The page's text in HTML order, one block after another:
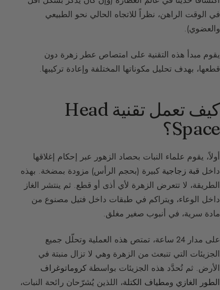
في الوقت الراهن، نظراً للاتجاه الحالي نحو الطبيعي
والعضوي).
يقوم مبدأ هذه التقنية على امتصاص عطر زهرة دون
قطعها، بهدف تحليل مكوناتها المختلفة وإعادة تركيبها.
كيف تعمل تقنية Head
Space؟
أولاً، يقوم علماء النبات بحصاد الزهور عبر إحكام إغلاقها
داخل قبة زجاجية كبيرة (بحجم الرأس) مزودة بمضخة. بهذه
الطريقة، لا تتعرض الزهرة لأي أذى أو قطع. ثم ينتشر الغاز
داخل الوعاء، ويتراكم في طبقات داخل فتيل مصنوع من
مادة سرية، في أنبوب صغير مغلق.
على مدار 24 ساعة، تمتص هذه العملية وتحلّل جميع
الجزيئات التي تنبعث من الزهرة وهي لا تزال منبتة في
الأرض. ثم تُحدَّد هذه الجزيئات بواسطة كروماتوغراف
الطور الغازي ومطياف الكتلة، اللذين يُشرّحان رائحة النبات،